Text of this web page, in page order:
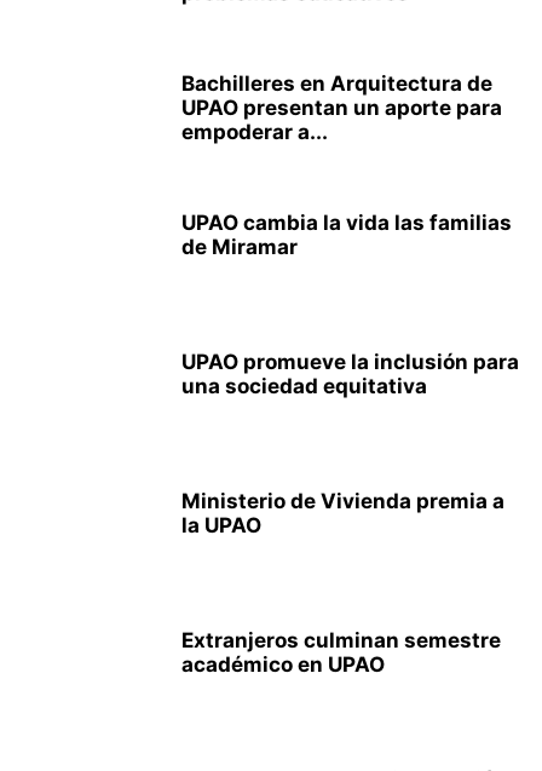
Bachilleres en Arquitectura de
UPAO presentan un aporte para
empoderar a...
UPAO cambia la vida las familias
de Miramar
UPAO promueve la inclusión para
una sociedad equitativa
Ministerio de Vivienda premia a
la UPAO
Extranjeros culminan semestre
académico en UPAO